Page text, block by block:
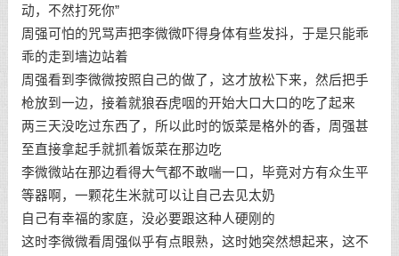
动，不然打死你”
周强可怕的咒骂声把李微微吓得身体有些发抖，于是只能乖
乖的走到墙边站着
周强看到李微微按照自己的做了，这才放松下来，然后把手
枪放到一边，接着就狼吞虎咽的开始大口大口的吃了起来
两三天没吃过东西了，所以此时的饭菜是格外的香，周强甚
至直接拿起手就抓着饭菜在那边吃
李微微站在那边看得大气都不敢喘一口，毕竟对方有众生平
等器啊，一颗花生米就可以让自己去见太奶
自己有幸福的家庭，没必要跟这种人硬刚的
这时李微微看周强似乎有点眼熟，这时她突然想起来，这不